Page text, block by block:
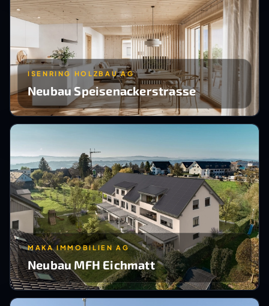
ISENRING HOLZBAU AG
Neubau Speisenackerstrasse
MAKA IMMOBILIEN AG
Neubau MFH Eichmatt